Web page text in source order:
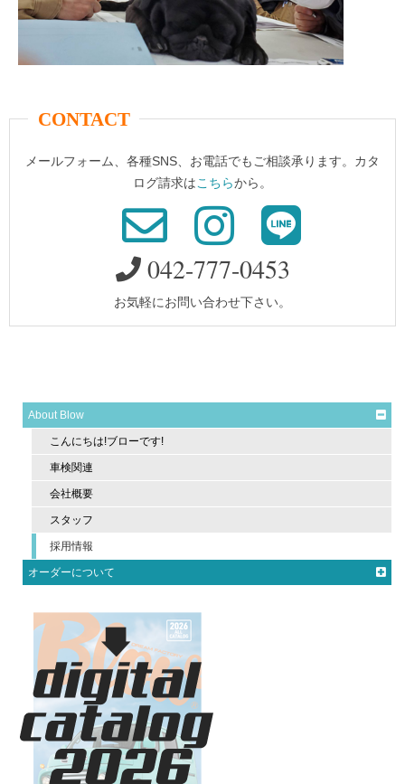
CONTACT
メールフォーム、各種SNS、お電話でもご相談承ります。カタ
ログ請求はこちらから。
042-777-0453
お気軽にお問い合わせ下さい。
About Blow
こんにちは!ブローです!
車検関連
会社概要
スタッフ
採用情報
オーダーについて